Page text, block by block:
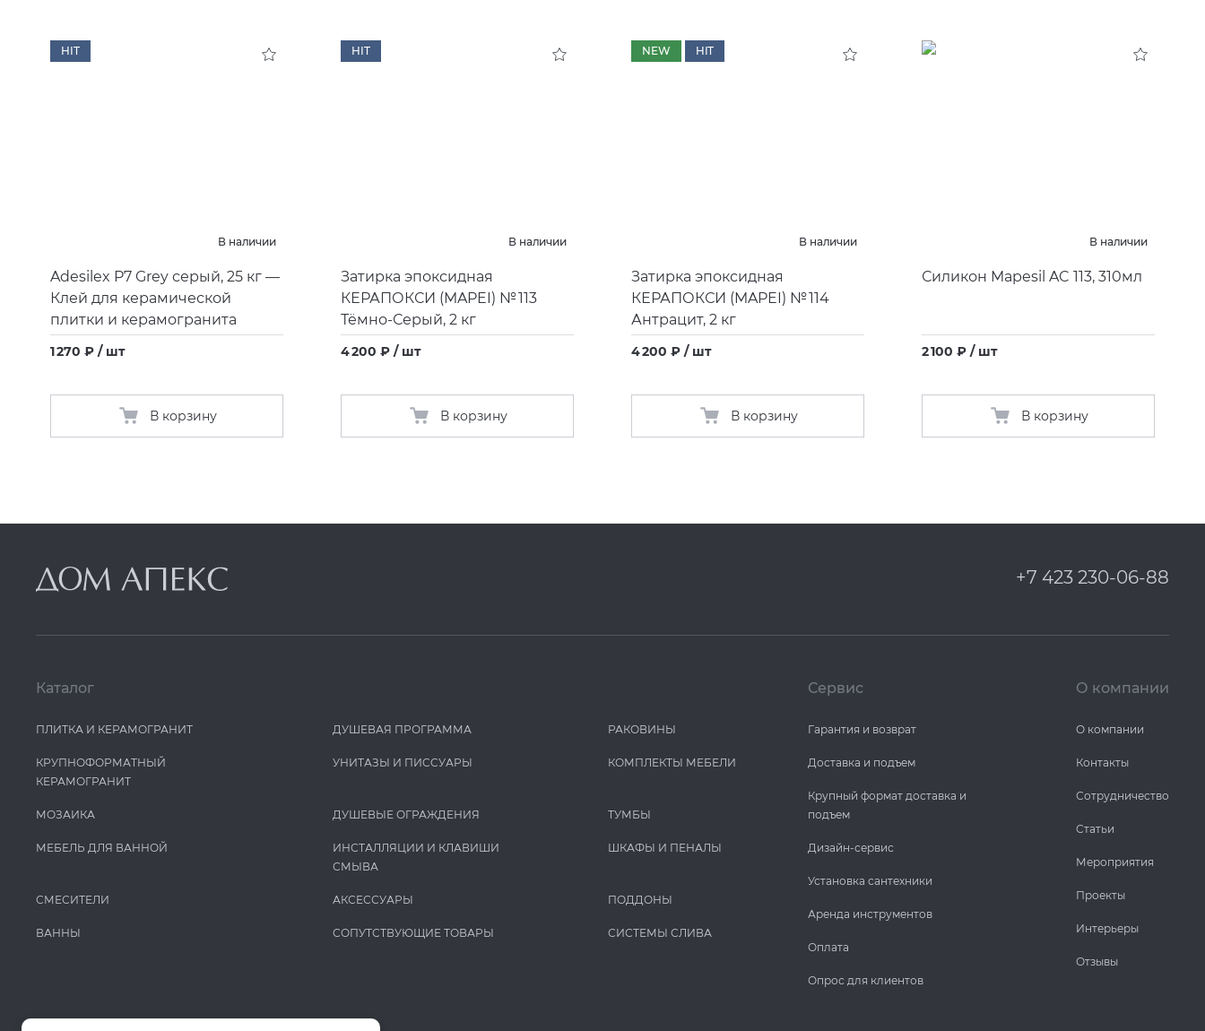
HIT
В наличии
Adesilex P7 Grey серый, 25 кг —
Клей для керамической
плитки и керамогранита
1 270 ₽ / шт
В корзину
HIT
В наличии
Затирка эпоксидная
КЕРАПОКСИ (MAPEI) № 113
Тёмно-Серый, 2 кг
4 200 ₽ / шт
В корзину
NEW HIT
В наличии
Затирка эпоксидная
КЕРАПОКСИ (MAPEI) № 114
Антрацит, 2 кг
4 200 ₽ / шт
В корзину
В наличии
Силикон Mapesil AC 113, 310мл
2 100 ₽ / шт
В корзину
+7 423 230-06-88
Каталог
ПЛИТКА И КЕРАМОГРАНИТ
КРУПНОФОРМАТНЫЙ
КЕРАМОГРАНИТ
МОЗАИКА
МЕБЕЛЬ ДЛЯ ВАННОЙ
СМЕСИТЕЛИ
ВАННЫ
ДУШЕВАЯ ПРОГРАММА
УНИТАЗЫ И ПИCCУАРЫ
ДУШЕВЫЕ ОГРАЖДЕНИЯ
ИНСТАЛЛЯЦИИ И КЛАВИШИ
СМЫВА
АКСЕССУАРЫ
СОПУТСТВУЮЩИЕ ТОВАРЫ
РАКОВИНЫ
КОМПЛЕКТЫ МЕБЕЛИ
ТУМБЫ
ШКАФЫ И ПЕНАЛЫ
ПОДДОНЫ
СИСТЕМЫ СЛИВА
Сервис
Гарантия и возврат
Доставка и подъем
Крупный формат доставка и
подъем
Дизайн-сервис
Установка сантехники
Аренда инструментов
Оплата
Опрос для клиентов
О компании
О компании
Контакты
Сотрудничество
Статьи
Мероприятия
Проекты
Интерьеры
Отзывы